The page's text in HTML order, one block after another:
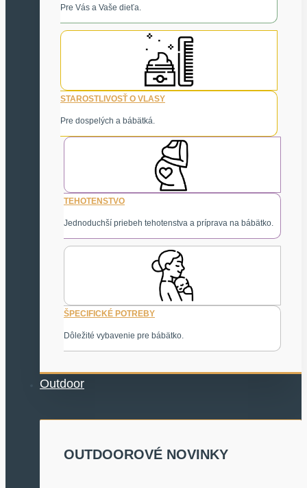
Pre Vás a Vaše dieťa.
STAROSTLIVOSŤ O VLASY
Pre dospelých a bábätká.
TEHOTENSTVO
Jednoduchší priebeh tehotenstva a príprava na bábätko.
ŠPECIFICKÉ POTREBY
Dôležité vybavenie pre bábätko.
Outdoor
OUTDOOROVÉ NOVINKY